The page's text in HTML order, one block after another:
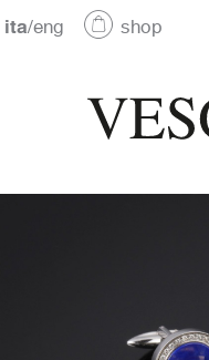
ita/eng
shop